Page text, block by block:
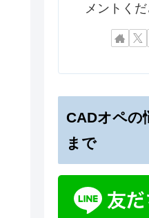
メントくだ
CADオペの
まで